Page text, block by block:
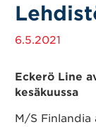
Tietoa
Tietoa
6.5.2021
Eckerö Line
kesäkuussa
M/S Finlandia